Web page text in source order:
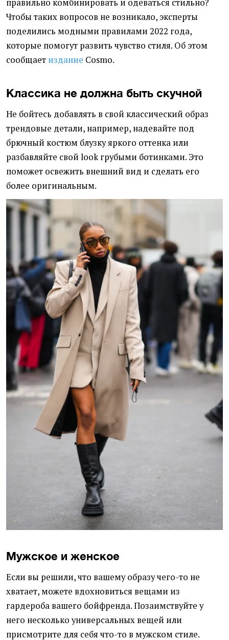
правильно комбинировать и одеваться стильно?
Чтобы таких вопросов не возникало, эксперты
поделились модными правилами 2022 года,
которые помогут развить чувство стиля. Об этом
сообщает издание Cosmo.
Классика не должна быть скучной
Не бойтесь добавлять в свой классический образ
трендовые детали, например, надевайте под
брючный костюм блузку яркого оттенка или
разбавляйте свой look грубыми ботинками. Это
поможет освежить внешний вид и сделать его
более оригинальным.
Мужское и женское
Если вы решили, что вашему образу чего-то не
хватает, можете вдохновиться вещами из
гардероба вашего бойфренда. Позаимствуйте у
него несколько универсальных вещей или
присмотрите для себя что-то в мужском стиле.